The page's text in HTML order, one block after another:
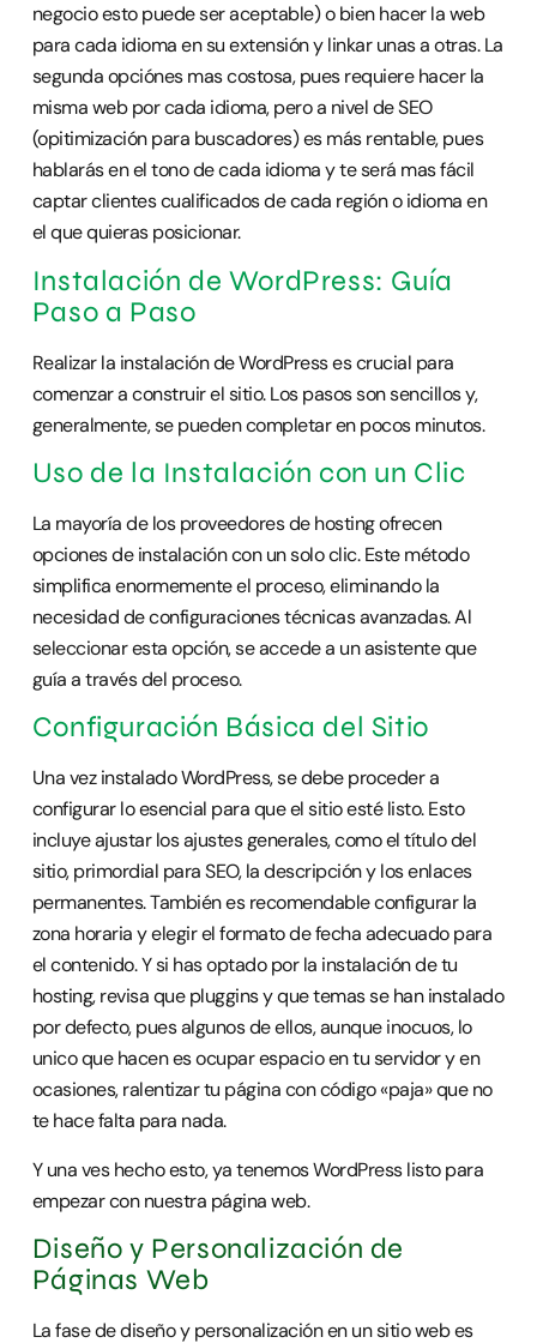
negocio esto puede ser aceptable) o bien hacer la web
para cada idioma en su extensión y linkar unas a otras. La
segunda opciónes mas costosa, pues requiere hacer la
misma web por cada idioma, pero a nivel de SEO
(opitimización para buscadores) es más rentable, pues
hablarás en el tono de cada idioma y te será mas fácil
captar clientes cualificados de cada región o idioma en
el que quieras posicionar.
Instalación de WordPress: Guía
Paso a Paso
Realizar la instalación de WordPress es crucial para
comenzar a construir el sitio. Los pasos son sencillos y,
generalmente, se pueden completar en pocos minutos.
Uso de la Instalación con un Clic
La mayoría de los proveedores de hosting ofrecen
opciones de instalación con un solo clic. Este método
simplifica enormemente el proceso, eliminando la
necesidad de configuraciones técnicas avanzadas. Al
seleccionar esta opción, se accede a un asistente que
guía a través del proceso.
Configuración Básica del Sitio
Una vez instalado WordPress, se debe proceder a
configurar lo esencial para que el sitio esté listo. Esto
incluye ajustar los ajustes generales, como el título del
sitio, primordial para SEO, la descripción y los enlaces
permanentes. También es recomendable configurar la
zona horaria y elegir el formato de fecha adecuado para
el contenido. Y si has optado por la instalación de tu
hosting, revisa que pluggins y que temas se han instalado
por defecto, pues algunos de ellos, aunque inocuos, lo
unico que hacen es ocupar espacio en tu servidor y en
ocasiones, ralentizar tu página con código «paja» que no
te hace falta para nada.
Y una ves hecho esto, ya tenemos WordPress listo para
empezar con nuestra página web.
Diseño y Personalización de
Páginas Web
La fase de diseño y personalización en un sitio web es